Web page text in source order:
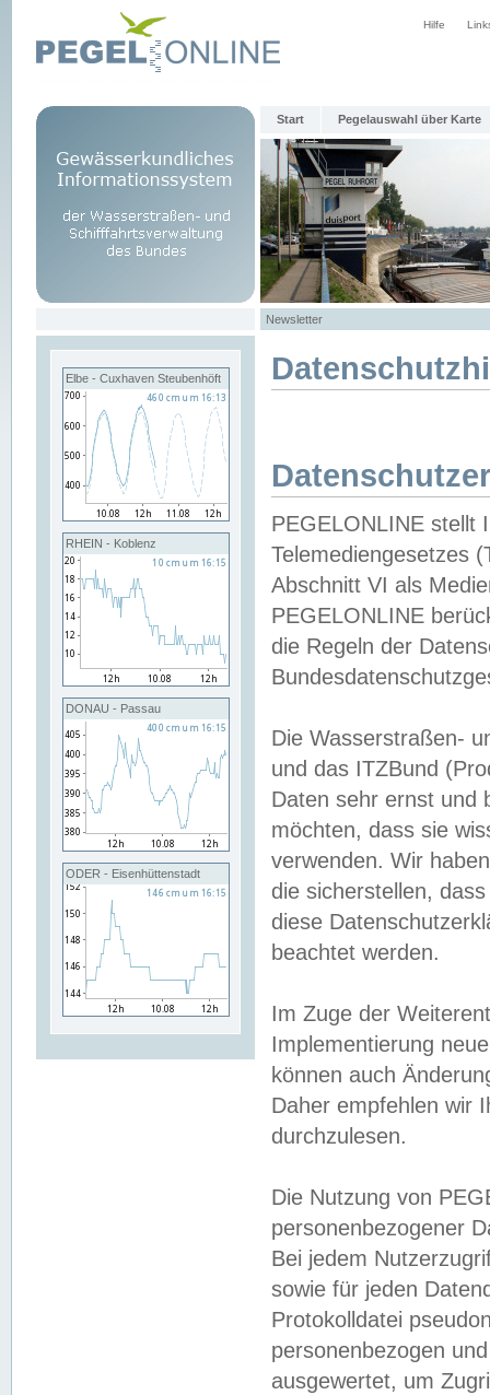
Hilfe
Start Pegelauswahl über Karte
Newsletter
Elbe - Cuxhaven Steubenhöft
RHEIN - Koblenz
DONAU - Passau
ODER - Eisenhüttenstadt
PEGELONLINE stellt
Telemediengesetzes
Abschnitt VI als
PEGELONLINE
die Regeln der
Die Wasserstraßen-
und das ITZBund
Daten sehr ernst und
möchten, dass sie
verwenden. Wir
die sicherstellen,
diese
beachtet werden.
Im Zuge der
Implementierung
können auch
Daher empfehlen wir
durchzulesen.
Die Nutzung von
personenbezogener
Bei jedem
sowie für jeden
Protokolldatei
personenbezogen
ausgewertet, um